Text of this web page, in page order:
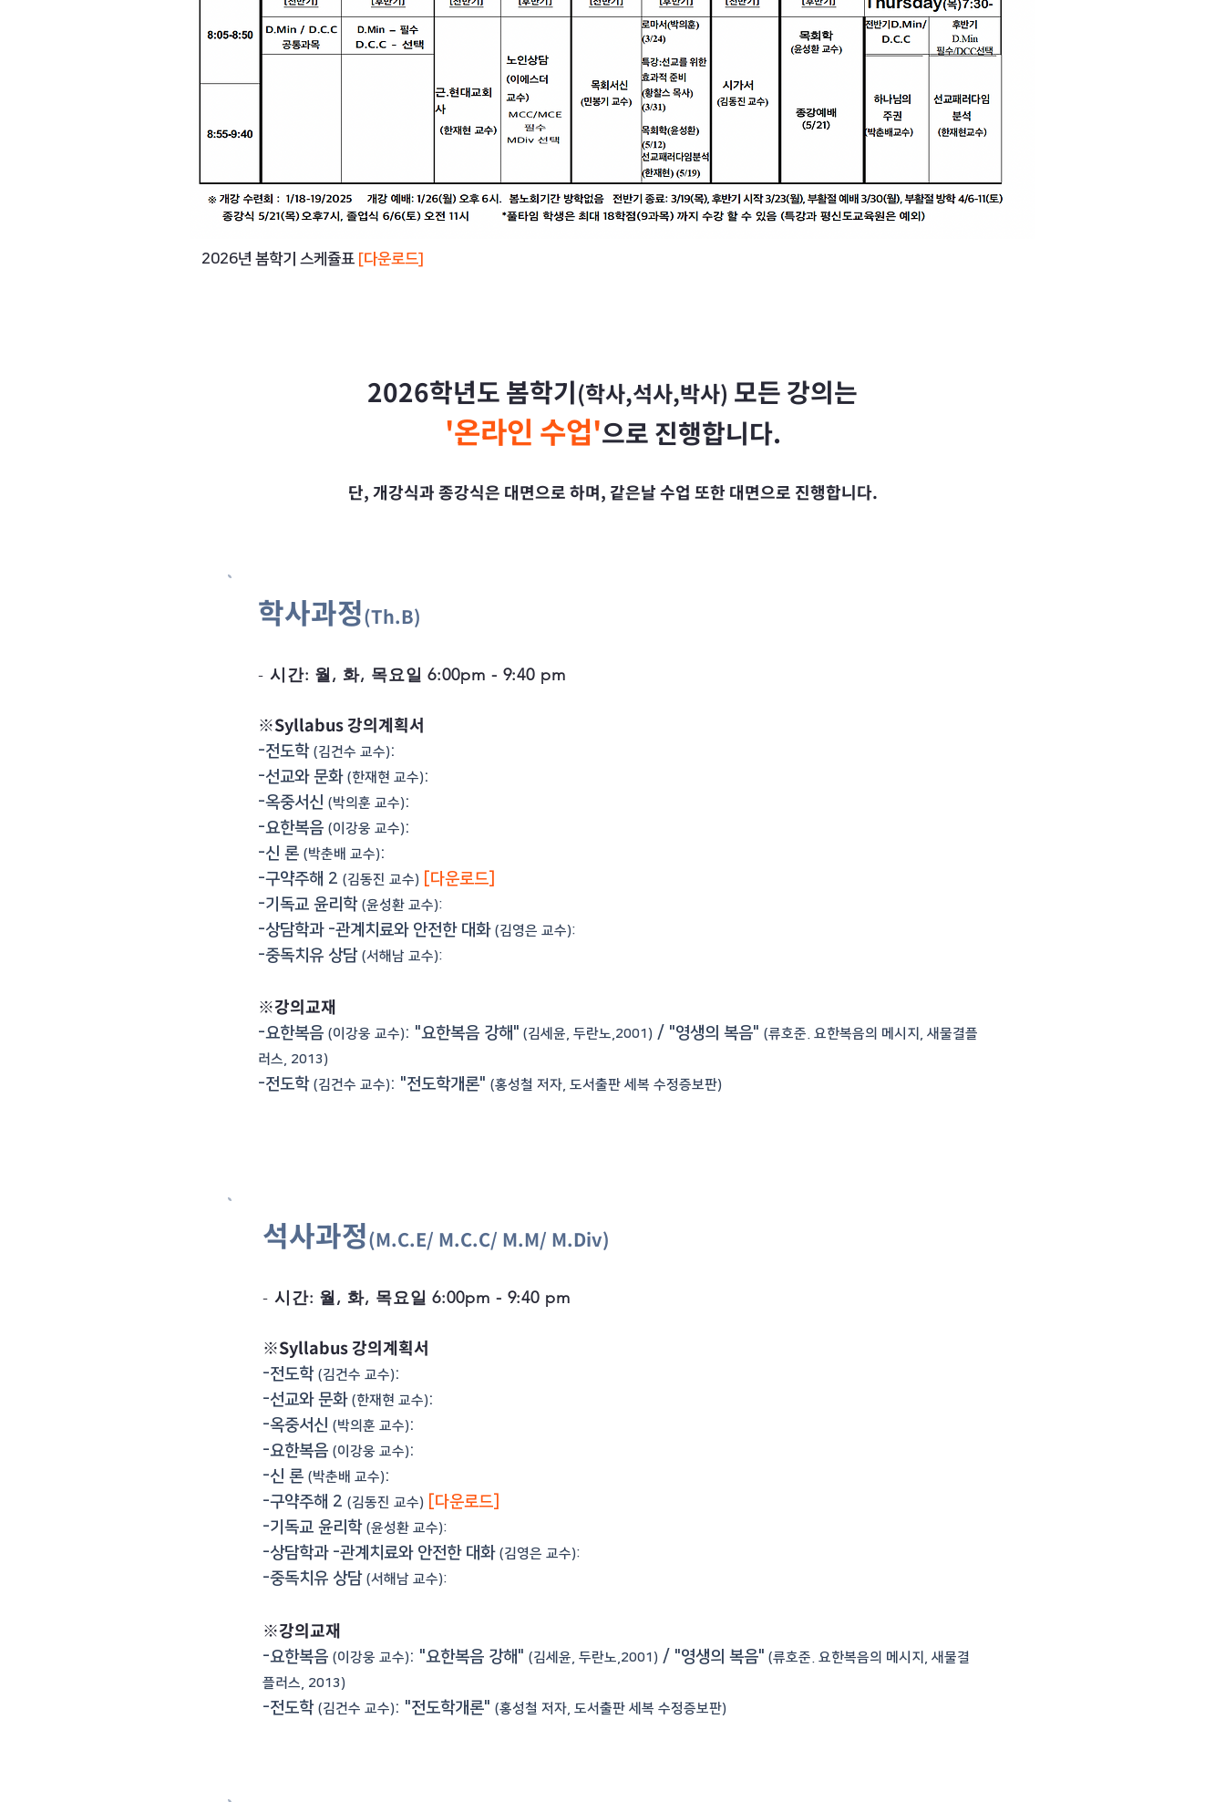
2026년 봄학기 스케쥴표 [다운로드]
2026학년도 봄학기(학사,석사,박사) 모든 강의는
'온라인 수업'으로 진행합니다.
단, 개강식과 종강식은 대면으로 하며, 같은날 수업 또한 대면으로 진행합니다.
학사과정(Th.B)
- 시간: 월, 화, 목요일 6:00pm - 9:40 pm
※Syllabus 강의계획서
-전도학 (김건수 교수):
-선교와 문화 (한재현 교수):
-옥중서신 (박의훈 교수):
-요한복음 (이강웅 교수):
-신 론 (박춘배 교수):
-구약주해 2 (김동진 교수)
[다운로드]
-기독교 윤리학 (윤성환 교수):
-상담학과 -관계치료와 안전한 대화 (김영은 교수):
-중독치유 상담 (서해남 교수):
※강의교재
-요한복음 (이강웅 교수): "요한복음 강해" (김세윤, 두란노,2001) / "영생의 복음" (류호준. 요한복음의 메시지, 새물결플
러스, 2013)
-전도학 (김건수 교수): "전도학개론" (홍성철 저자, 도서출판 세복 수정증보판)
석사과정(M.C.E/ M.C.C/ M.M/ M.Div)
- 시간: 월, 화, 목요일 6:00pm - 9:40 pm
※Syllabus 강의계획서
-전도학 (김건수 교수):
-선교와 문화 (한재현 교수):
-옥중서신 (박의훈 교수):
-요한복음 (이강웅 교수):
-신 론 (박춘배 교수):
-구약주해 2 (김동진 교수)
[다운로드]
-기독교 윤리학 (윤성환 교수):
-상담학과 -관계치료와 안전한 대화 (김영은 교수):
-중독치유 상담 (서해남 교수):
※강의교재
-요한복음 (이강웅 교수): "요한복음 강해" (김세윤, 두란노,2001) / "영생의 복음" (류호준. 요한복음의 메시지, 새물결
플러스, 2013)
-전도학 (김건수 교수): "전도학개론" (홍성철 저자, 도서출판 세복 수정증보판)